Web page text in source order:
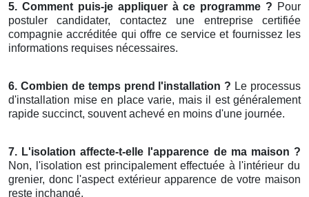
5. Comment puis-je appliquer à ce programme ? Pour
postuler candidater, contactez une entreprise certifiée
compagnie accréditée qui offre ce service et fournissez les
informations requises nécessaires.
6. Combien de temps prend l'installation ? Le processus
d'installation mise en place varie, mais il est généralement
rapide succinct, souvent achevé en moins d'une journée.
7. L'isolation affecte-t-elle l'apparence de ma maison ?
Non, l'isolation est principalement effectuée à l'intérieur du
grenier, donc l'aspect extérieur apparence de votre maison
reste inchangé.